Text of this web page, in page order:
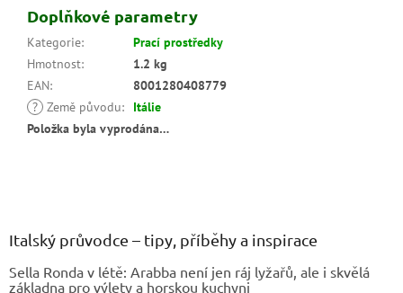
Doplňkové parametry
Kategorie:
Prací prostředky
Hmotnost:
1.2 kg
EAN:
8001280408779
? Země původu:
Itálie
Položka byla vyprodána…
Italský průvodce – tipy, příběhy a inspirace
Sella Ronda v létě: Arabba není jen ráj lyžařů, ale i skvělá
základna pro výlety a horskou kuchyni